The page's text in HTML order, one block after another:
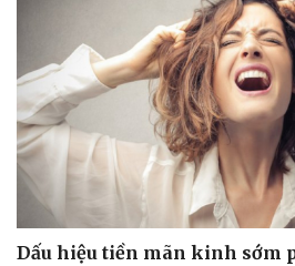
Du lịch
Tư vấn
Săn Tour
check-in
Kể
Dấu hiệu tiền mãn kinh sớm